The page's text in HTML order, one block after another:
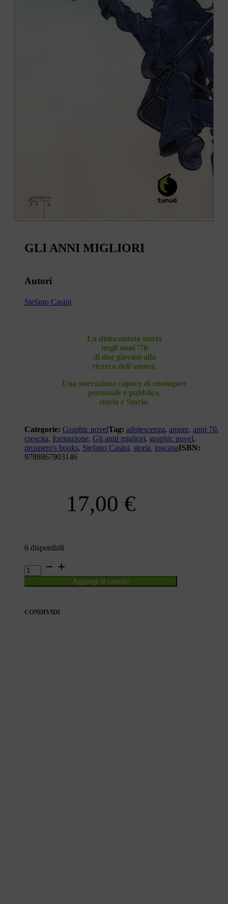
GLI ANNI MIGLIORI
Autori
Stefano Casini
La disincantata storia
negli anni ’70
di due giovani alla
ricerca dell’amore.
Una narrazione capace di coniugare
personale e pubblico,
storia e Storia.
Categorie: Graphic novelTag: adolescenza, amore, anni 70,
crescita, formazione, Gli anni migliori, graphic novel,
prospero's books, Stefano Casini, storia, toscanaISBN:
9788867903146
17,00 €
6 disponibili
GLI
ANNI
Aggiungi al carrello
CONDIVIDI